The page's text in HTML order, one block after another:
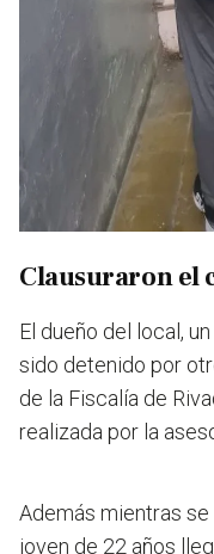
Clausuraron el
El dueño del local,
sido detenido por
de la Fiscalía de
realizada por la
Además mientras
joven de 22 años